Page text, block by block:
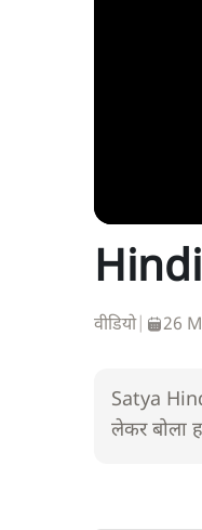
वीडियो| 26
Satya
लेकर बोला